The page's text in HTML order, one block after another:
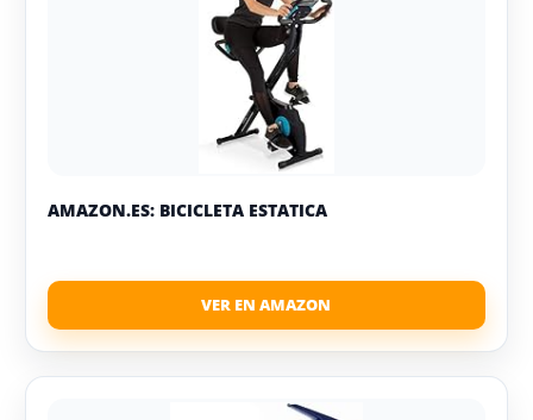
AMAZON.ES: BICICLETA ESTATICA